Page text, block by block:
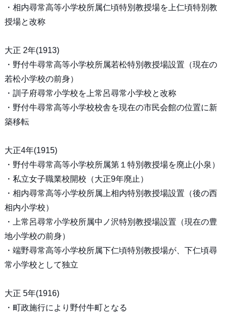
・相内尋常高等小学校所属仁頃特別教授場を上仁頃特別教
授場と改称
大正 2年(1913)
・野付牛尋常高等小学校所属若松特別教授場設置（現在の
若松小学校の前身）
・訓子府尋常小学校を上常呂尋常小学校と改称
・野付牛尋常高等小学校校舎を現在の市民会館の位置に新
築移転
大正4年(1915)
・野付牛尋常高等小学校所属第１特別教授場を廃止(小泉）
・私立女子職業校開校（大正9年廃止）
・相内尋常高等小学校所属上相内特別教授場設置（後の西
相内小学校）
・上常呂尋常小学校所属中ノ沢特別教授場設置（現在の豊
地小学校の前身）
・端野尋常高等小学校所属下仁頃特別教授場が、下仁頃尋
常小学校として独立
大正 5年(1916)
・町政施行により野付牛町となる